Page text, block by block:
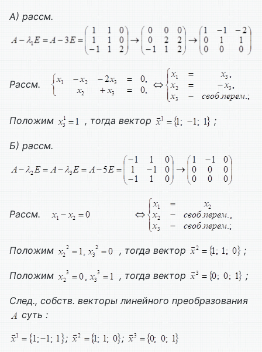
А) рассм.
Рассм.
Положим , тогда вектор ;
Б) рассм.
Рассм.
Положим , тогда вектор ;
Положим , тогда вектор ;
След., собств. векторы линейного преобразования
суть :
;
;